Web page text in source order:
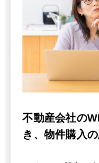
させることは、企
くコンテンツで集
不動産会社の
き、物件購入